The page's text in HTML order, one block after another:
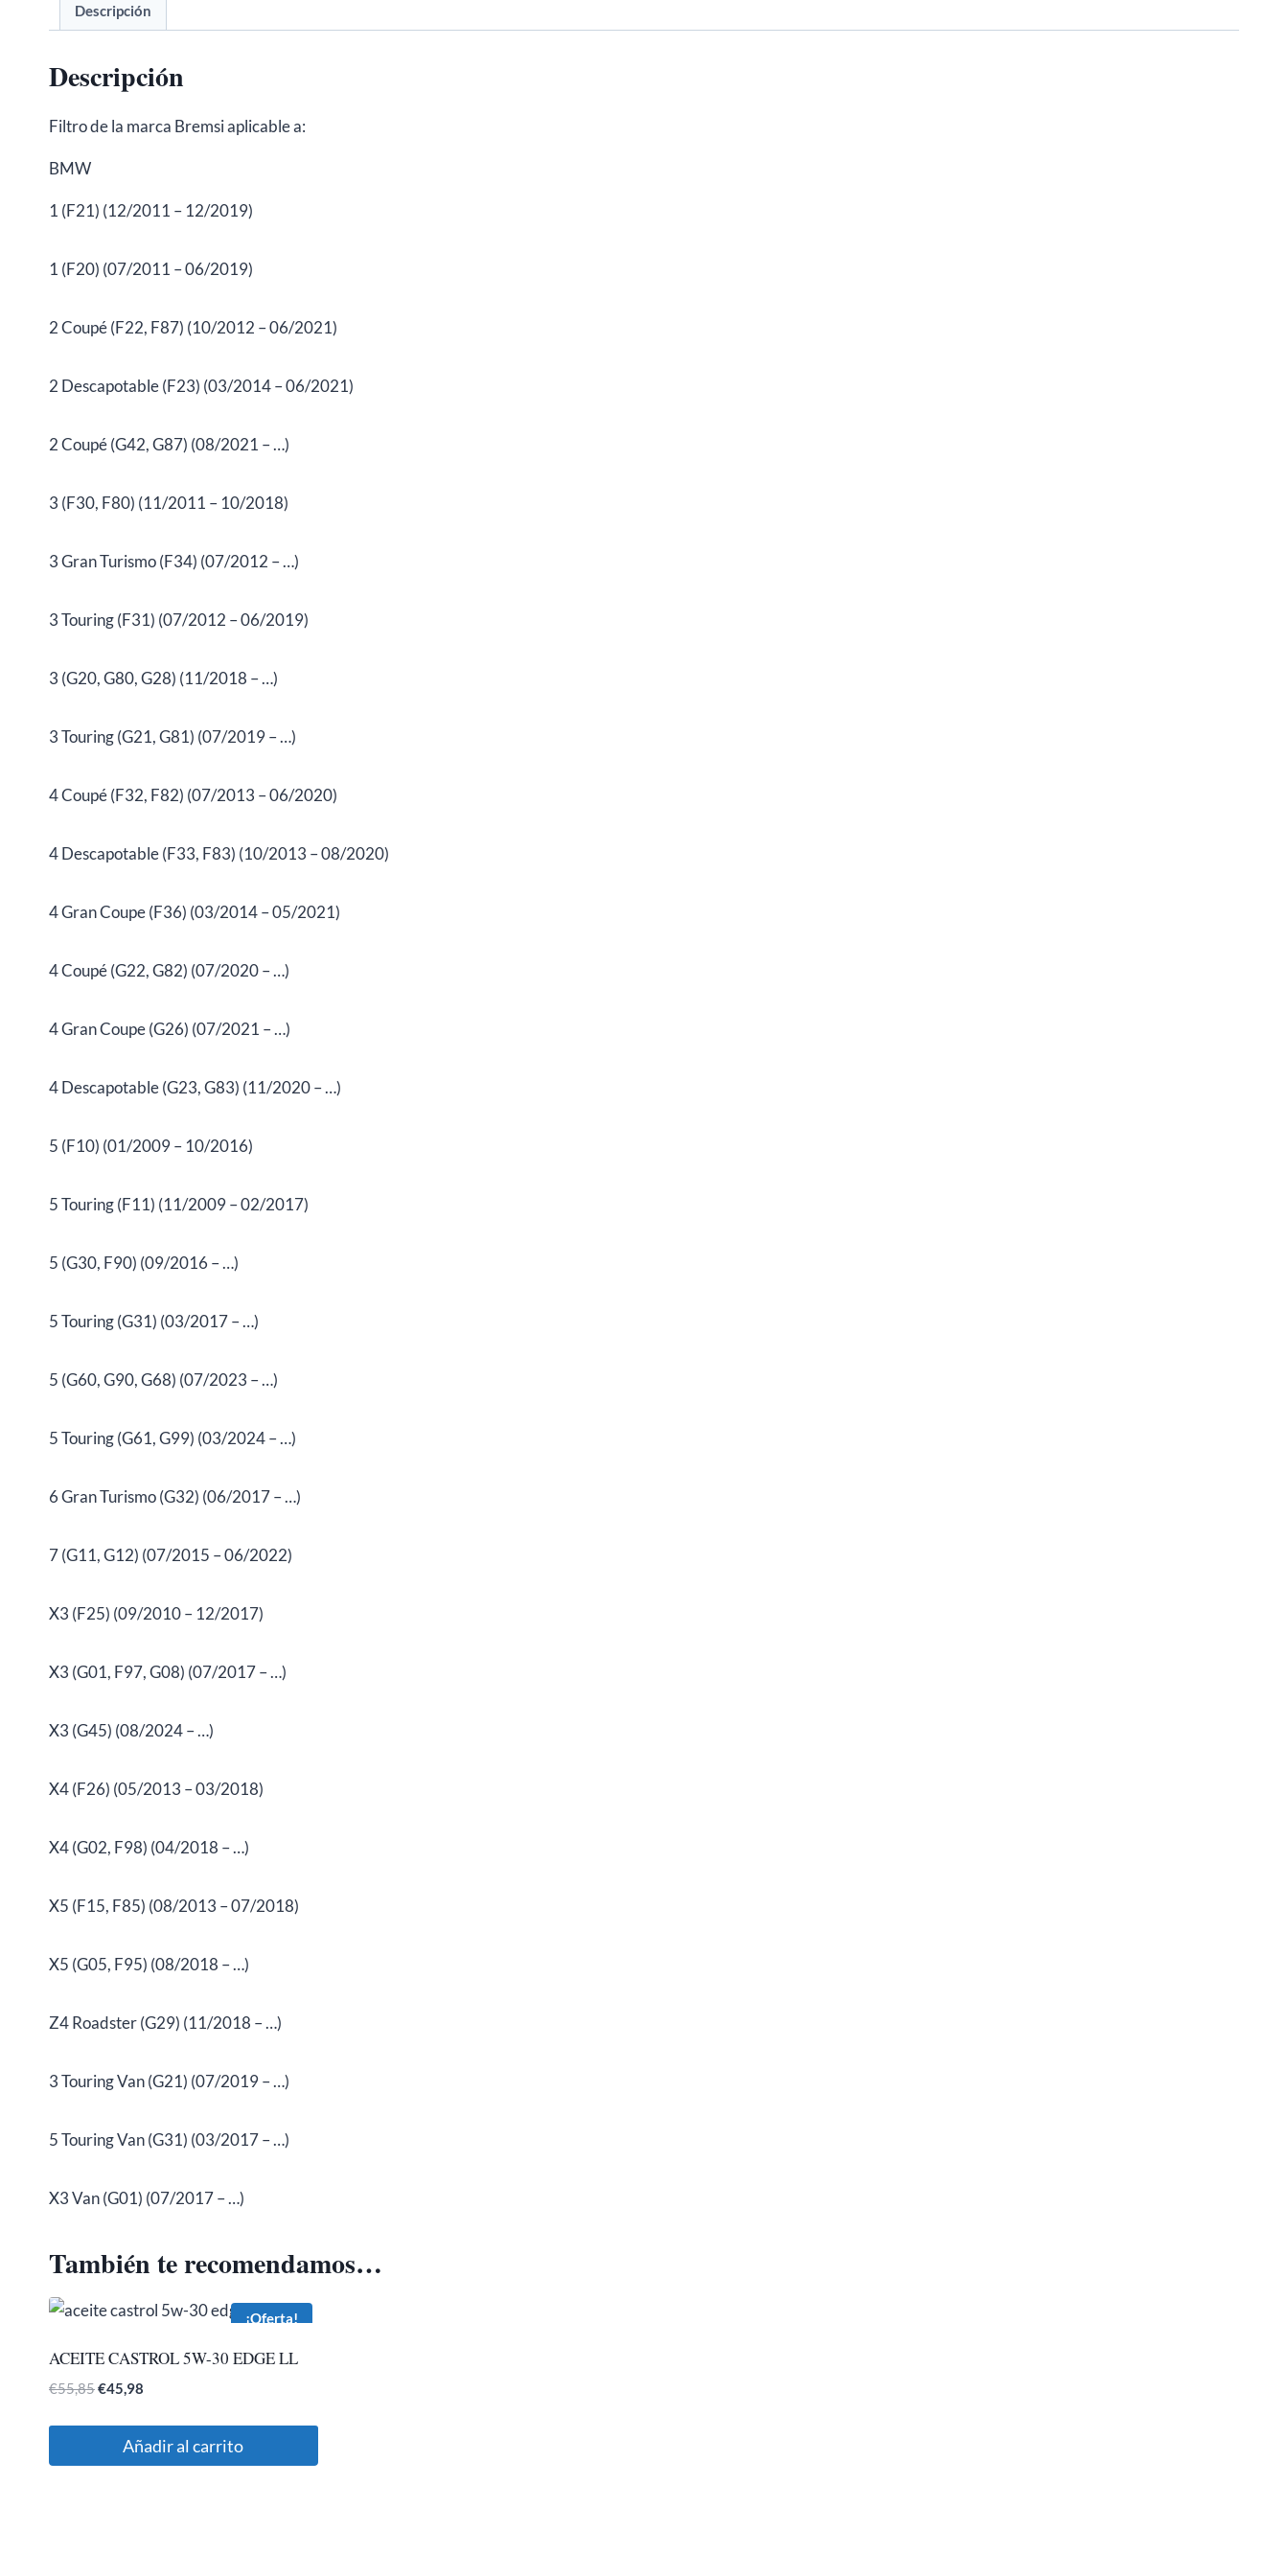
Descripción
Descripción
Filtro de la marca Bremsi aplicable a:
BMW
1 (F21) (12/2011 – 12/2019)
1 (F20) (07/2011 – 06/2019)
2 Coupé (F22, F87) (10/2012 – 06/2021)
2 Descapotable (F23) (03/2014 – 06/2021)
2 Coupé (G42, G87) (08/2021 – …)
3 (F30, F80) (11/2011 – 10/2018)
3 Gran Turismo (F34) (07/2012 – …)
3 Touring (F31) (07/2012 – 06/2019)
3 (G20, G80, G28) (11/2018 – …)
3 Touring (G21, G81) (07/2019 – …)
4 Coupé (F32, F82) (07/2013 – 06/2020)
4 Descapotable (F33, F83) (10/2013 – 08/2020)
4 Gran Coupe (F36) (03/2014 – 05/2021)
4 Coupé (G22, G82) (07/2020 – …)
4 Gran Coupe (G26) (07/2021 – …)
4 Descapotable (G23, G83) (11/2020 – …)
5 (F10) (01/2009 – 10/2016)
5 Touring (F11) (11/2009 – 02/2017)
5 (G30, F90) (09/2016 – …)
5 Touring (G31) (03/2017 – …)
5 (G60, G90, G68) (07/2023 – …)
5 Touring (G61, G99) (03/2024 – …)
6 Gran Turismo (G32) (06/2017 – …)
7 (G11, G12) (07/2015 – 06/2022)
X3 (F25) (09/2010 – 12/2017)
X3 (G01, F97, G08) (07/2017 – …)
X3 (G45) (08/2024 – …)
X4 (F26) (05/2013 – 03/2018)
X4 (G02, F98) (04/2018 – …)
X5 (F15, F85) (08/2013 – 07/2018)
X5 (G05, F95) (08/2018 – …)
Z4 Roadster (G29) (11/2018 – …)
3 Touring Van (G21) (07/2019 – …)
5 Touring Van (G31) (03/2017 – …)
X3 Van (G01) (07/2017 – …)
También te recomendamos…
¡Oferta!
ACEITE CASTROL 5W-30 EDGE LL
€55,85El
€45,98
es:
Añadir al carrito